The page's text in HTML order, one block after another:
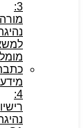
3:
מורה
מידע
4: